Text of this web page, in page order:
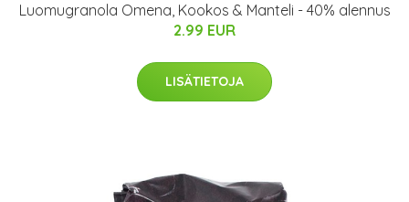
Luomugranola Omena, Kookos & Manteli - 40% alennus
2.99 EUR
LISÄTIETOJA